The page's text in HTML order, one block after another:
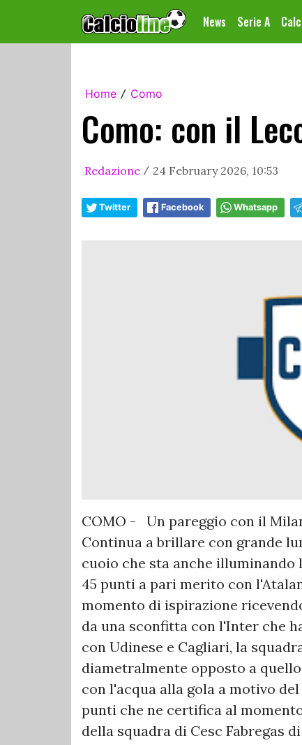
News Serie A
Home / Como
Como: con il
Redazione / 24 February 2026, 10:53
Twitter Facebook Whatsapp
COMO - Un pareggio con il
Continua a brillare con grande
cuoio che sta anche illuminando
45 punti a pari merito con
momento di ispirazione
da una sconfitta con l'Inter che
con Udinese e Cagliari, la
diametralmente opposto a
con l'acqua alla gola a motivo
punti che ne certifica al
della squadra di Cesc Fabregas